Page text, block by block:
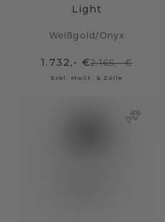
Light
Weißgold/Onyx
1.732,- €2.165,- €
Exkl. MwSt. & Zölle